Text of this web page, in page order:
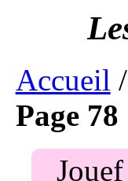
Accueil /
Page 78